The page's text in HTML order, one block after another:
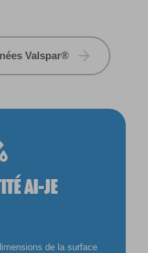
Valspar®
AI-JE
de la surface